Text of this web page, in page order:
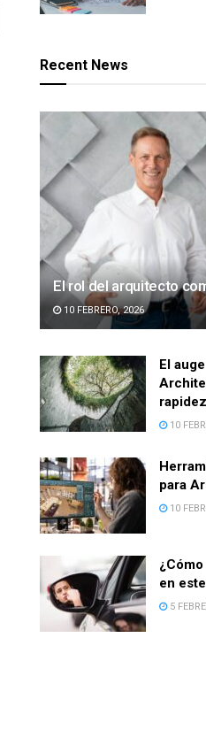
Recent News
El rol del arquitecto
10 FEBRERO, 2026
El
10
para
10
en
5